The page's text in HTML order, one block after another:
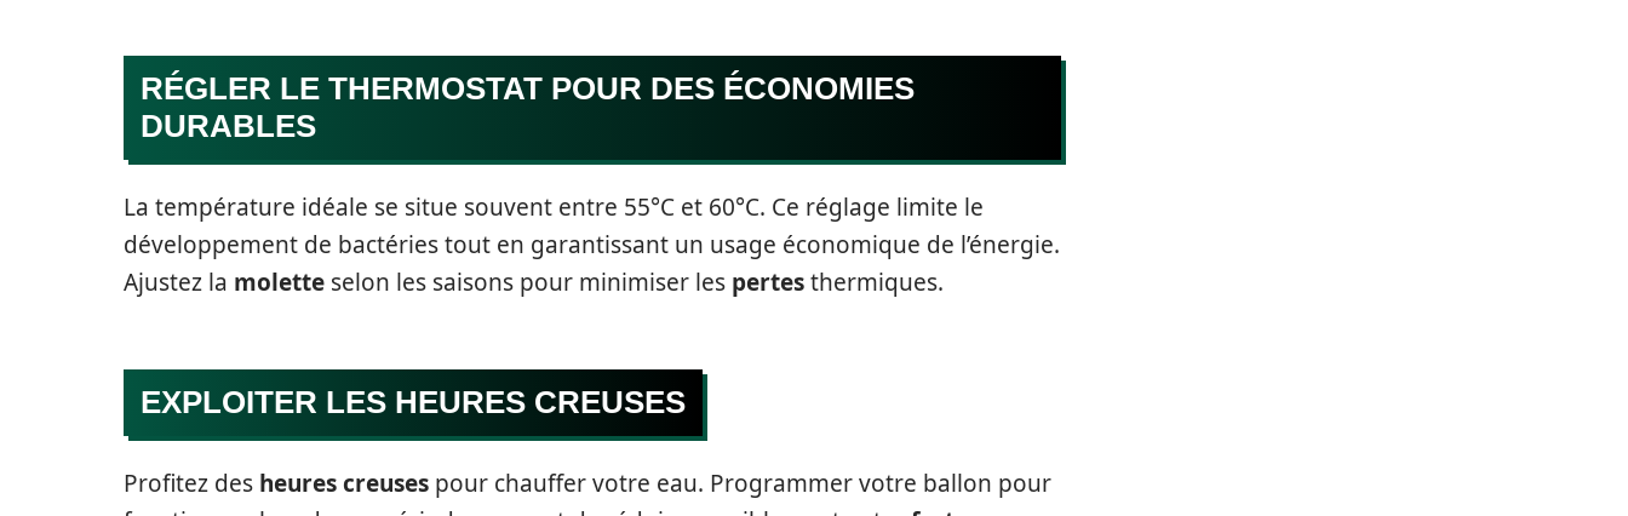
RÉGLER LE THERMOSTAT POUR DES ÉCONOMIES
DURABLES
La température idéale se situe souvent entre 55°C et 60°C. Ce réglage limite le
développement de bactéries tout en garantissant un usage économique de l’énergie.
Ajustez la molette selon les saisons pour minimiser les pertesthermiques.
EXPLOITER LES HEURES CREUSES
Profitez des heures creuses pour chauffer votre eau. Programmer votre ballon pour